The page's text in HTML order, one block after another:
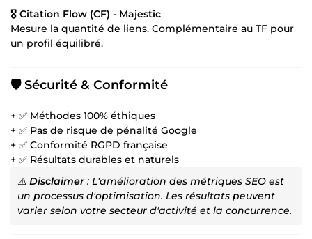
🎖️ Citation Flow (CF) - Majestic
Mesure la quantité de liens. Complémentaire au TF pour
un profil équilibré.
🛡️Sécurité & Conformité
+ ✅ Méthodes 100% éthiques
+ ✅ Pas de risque de pénalité Google
+ ✅ Conformité RGPD française
+ ✅ Résultats durables et naturels
⚠️ Disclaimer: L'amélioration des métriques SEO est
un processus d'optimisation. Les résultats peuvent
varier selon votre secteur d'activité et la concurrence.